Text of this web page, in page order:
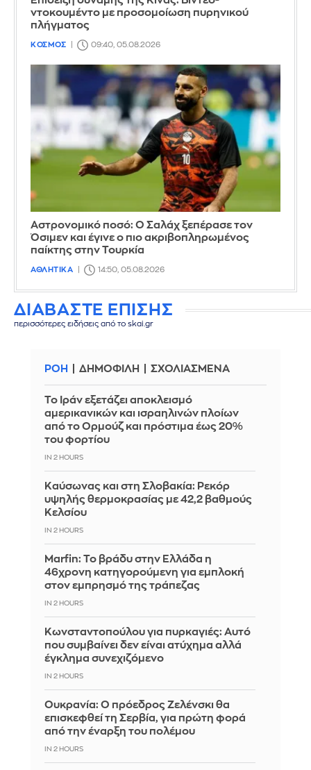
ντοκουμέντο με προσομοίωση πυρηνικού
πλήγματος
ΚΟΣΜΟΣ 09:40, 05.08.2026
Αστρονομικό ποσό: Ο Σαλάχ ξεπέρασε τον
Όσιμεν και έγινε ο πιο ακριβοπληρωμένος
παίκτης στην Τουρκία
ΑΘΛΗΤΙΚΑ 14:50, 05.08.2026
ΔΙΑΒΑΣΤΕ ΕΠΙΣΗΣ
περισσότερες ειδήσεις από το skai.gr
ΡΟΗ ΔΗΜΟΦΙΛΗ ΣΧΟΛΙΑΣΜΕΝΑ
Το Ιράν εξετάζει αποκλεισμό
αμερικανικών και ισραηλινών πλοίων
από το Ορμούζ και πρόστιμα έως 20%
του φορτίου
IN 2 HOURS
Καύσωνας και στη Σλοβακία: Ρεκόρ
υψηλής θερμοκρασίας με 42,2 βαθμούς
Κελσίου
IN 2 HOURS
Marfin: Το βράδυ στην Ελλάδα η
46χρονη κατηγορούμενη για εμπλοκή
στον εμπρησμό της τράπεζας
IN 2 HOURS
Κωνσταντοπούλου για πυρκαγιές: Αυτό
που συμβαίνει δεν είναι ατύχημα αλλά
έγκλημα συνεχιζόμενο
IN 2 HOURS
Ουκρανία: Ο πρόεδρος Ζελένσκι θα
επισκεφθεί τη Σερβία, για πρώτη φορά
από την έναρξη του πολέμου
IN 2 HOURS